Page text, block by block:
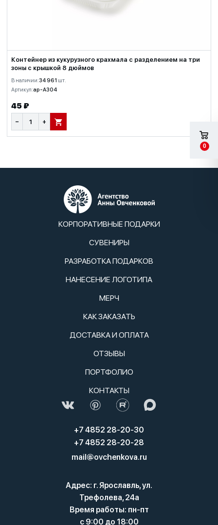
Контейнер из кукурузного крахмала с разделением на три
зоны с крышкой 8 дюймов
В наличии:34 961 шт.
Артикул:ap-A304
45 ₽
− + В КОРЗИНУ
КОРПОРАТИВНЫЕ ПОДАРКИ
СУВЕНИРЫ
РАЗРАБОТКА ПОДАРКОВ
НАНЕСЕНИЕ ЛОГОТИПА
МЕРЧ
КАК ЗАКАЗАТЬ
ДОСТАВКА И ОПЛАТА
ОТЗЫВЫ
ПОРТФОЛИО
КОНТАКТЫ
+7 4852 28-20-30
+7 4852 28-20-28
mail@ovchenkova.ru
Адрес: г. Ярославль, ул.
Трефолева, 24а
Время работы: пн-пт
с 9:00 до 18:00
0